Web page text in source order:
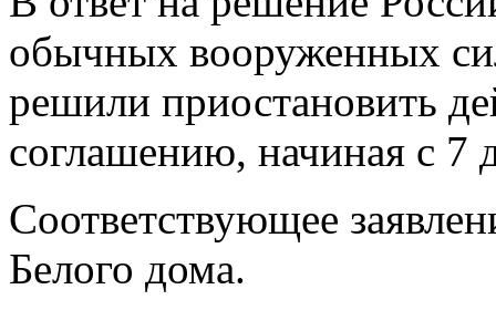
обычных вооруженных
решили приостановить
соглашению, начиная с 7
Соответствующее
Белого дома.